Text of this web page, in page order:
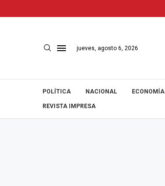
jueves, agosto 6, 2026
POLÍTICA NACIONAL ECONOMÍA
REVISTA IMPRESA